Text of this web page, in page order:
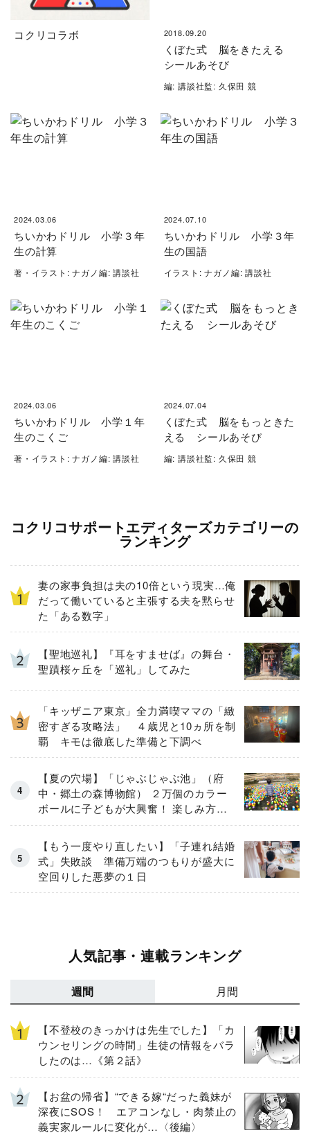
コクリコラボ 2018.09.20
くぼた式 脳をきたえる
シールあそび
編: 講談社監: 久保田 競
2024.03.06
ちいかわドリル 小学３年
生の計算
著・イラスト: ナガノ編: 講談社
2024.07.10
ちいかわドリル 小学３年
生の国語
イラスト: ナガノ編: 講談社
2024.03.06
ちいかわドリル 小学１年
生のこくご
著・イラスト: ナガノ編: 講談社
2024.07.04
くぼた式 脳をもっときた
える シールあそび
編: 講談社監: 久保田 競
コクリコサポートエディターズカテゴリーの
ランキング
妻の家事負担は夫の10倍という現実…俺
だって働いていると主張する夫を黙らせ
た「ある数字」
【聖地巡礼】『耳をすませば』の舞台・
聖蹟桜ヶ丘を「巡礼」してみた
「キッザニア東京」全力満喫ママの「緻
密すぎる攻略法」 ４歳児と10ヵ所を制
覇 キモは徹底した準備と下調べ
【夏の穴場】「じゃぶじゃぶ池」（府
中・郷土の森博物館） ２万個のカラー
ボールに子どもが大興奮！ 楽しみ方と
注意点をルポ
【もう一度やり直したい】「子連れ結婚
式」失敗談 準備万端のつもりが盛大に
空回りした悪夢の１日
人気記事・連載ランキング
週間 月間
【不登校のきっかけは先生でした】「カ
ウンセリングの時間」生徒の情報をバラ
したのは…《第２話》
【お盆の帰省】“できる嫁“だった義妹が
深夜にSOS！ エアコンなし・肉禁止の
義実家ルールに変化が…〈後編〉